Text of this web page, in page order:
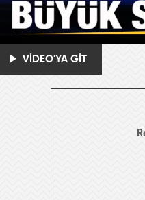
VİDEO'YA GİT